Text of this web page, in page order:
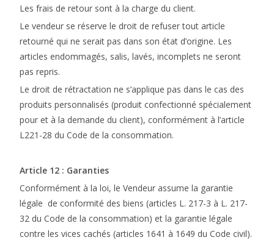
Les frais de retour sont à la charge du client.
Le vendeur se réserve le droit de refuser tout article
retourné qui ne serait pas dans son état d’origine. Les
articles endommagés, salis, lavés, incomplets ne seront
pas repris.
Le droit de rétractation ne s’applique pas dans le cas des
produits personnalisés (produit confectionné spécialement
pour et à la demande du client), conformément à l’article
L221-28 du Code de la consommation.
Article 12 : Garanties
Conformément à la loi, le Vendeur assume la garantie
légale de conformité des biens (articles L. 217-3 à L. 217-
32 du Code de la consommation) et la garantie légale
contre les vices cachés (articles 1641 à 1649 du Code civil).